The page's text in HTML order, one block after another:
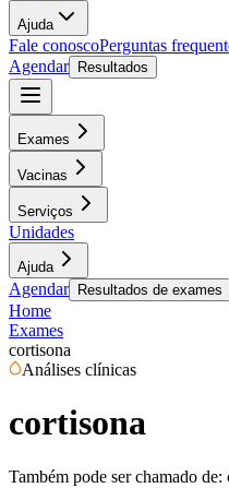
Ajuda
Fale conoscoPerguntas
Agendar
Resultados
Exames
Vacinas
Serviços
Unidades
Ajuda
Agendar Resultados de exames
Home
Exames
cortisona
Análises clínicas
cortisona
Também pode ser chamado de: